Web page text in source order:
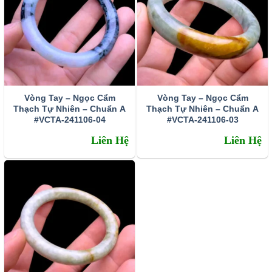
chuyền
Thạch anh tóc vàng có trường năng lượng vô cùng mạnh
mẽ, có khả năng trấn tĩnh, điều hòa tinh thần và lấy lại sự
tự tin cho chủ nhân. Trong những trường hợp còn do dự
hay thiếu quyết đoán về một vấn đề gì đó. Hãy đeo vòng
tay thạch anh tóc vàng hoặc để gần thái dương. Kết hợp
thở gấp trong một thời gian ngắn, bạn sẽ nhanh chóng lấy
Vòng Tay – Ngọc Cẩm
Thạch Tự Nhiên – Chuẩn A
#VCTA-241106-04
Liên Hệ
Vòng Tay – Ngọc Cẩm
Thạch Tự Nhiên – Chuẩn A
#VCTA-241106-03
Liên Hệ